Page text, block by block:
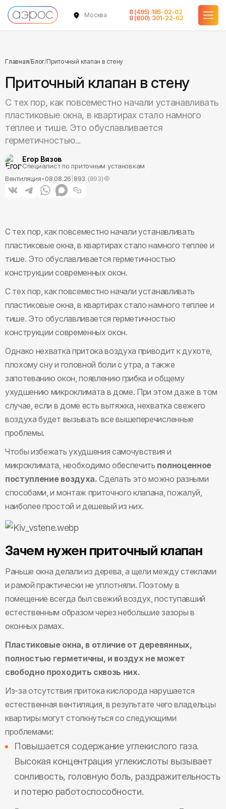
Москва
8 (495) 185-02-02
8 (800) 301-22-62
Главная/Блог/Приточный клапан в стену
Приточный клапан в стену
С тех пор, как повсеместно начали устанавливать
пластиковые окна, в квартирах стало намного
теплее и тише. Это обуславливается
герметичностью...
Егор Вязов
Специалист по приточным установкам
Вентиляция•08.08.26 893 (893)
С тех пор, как повсеместно начали устанавливать
пластиковые окна, в квартирах стало намного теплее и
тише. Это обуславливается герметичностью
конструкции современных окон.
С тех пор, как повсеместно начали устанавливать
пластиковые окна, в квартирах стало намного теплее и
тише. Это обуславливается герметичностью
конструкции современных окон.
Однако нехватка притока воздуха приводит к духоте,
плохому сну и головной боли с утра, а также
запотеванию окон, появлению грибка и общему
ухудшению микроклимата в доме. При этом даже в том
случае, если в доме есть вытяжка, нехватка свежего
воздуха будет вызывать все вышеперечисленные
проблемы.
Чтобы избежать ухудшения самочувствия и
микроклимата, необходимо обеспечить полноценное
поступление воздуха. Сделать это можно разными
способами, и монтаж приточного клапана, пожалуй,
наиболее простой и дешевый из них.
Зачем нужен приточный клапан
Раньше окна делали из дерева, а щели между стеклами
и рамой практически не уплотняли. Поэтому в
помещение всегда был свежий воздух, поступавший
естественным образом через небольшие зазоры в
оконных рамах.
Пластиковые окна, в отличие от деревянных,
полностью герметичны, и воздух не может
свободно проходить сквозь них.
Из-за отсутствия притока кислорода нарушается
естественная вентиляция, в результате чего владельцы
квартиры могут столкнуться со следующими
проблемами:
Повышается содержание углекислого газа.
Высокая концентрация углекислоты вызывает
сонливость, головную боль, раздражительность
и потерю работоспособности.